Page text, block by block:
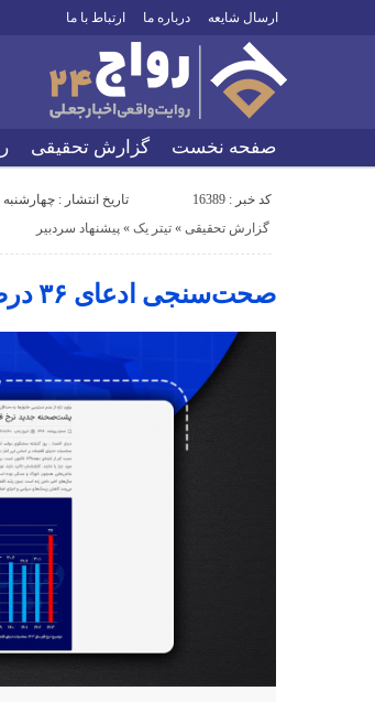
ارسال شایعه درباره ما ارتباط با ما
صفحه نخست گزارش تحقیقی
کد خبر : 16389 تاریخ انتشار : چهارشنبه ۳۰ مهر ۱۴۰۴ - ۱۵:۰۷
پیشنهاد سردبیر « تیتر یک « گزارش تحقیقی
صحت‌سنجی ادعای ۳۶ درصدی شدن نرخ فقر